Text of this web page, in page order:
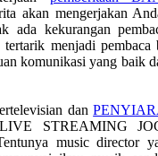
akan mengerjakan
ada kekurangan
menjadi pembaca
komunikasi yang baik
dan
STREAMING
music director